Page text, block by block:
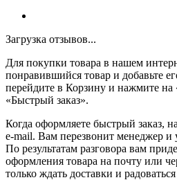
Загрузка отзывов...
Для покупки товара в нашем
понравившийся товар и добавьте
перейдите в Корзину и нажмите на
«Быстрый заказ».
Когда оформляете быстрый
e-mail. Вам перезвонит менеджер и
По результатам разговора вам
оформления товара на почту или
только ждать доставки и